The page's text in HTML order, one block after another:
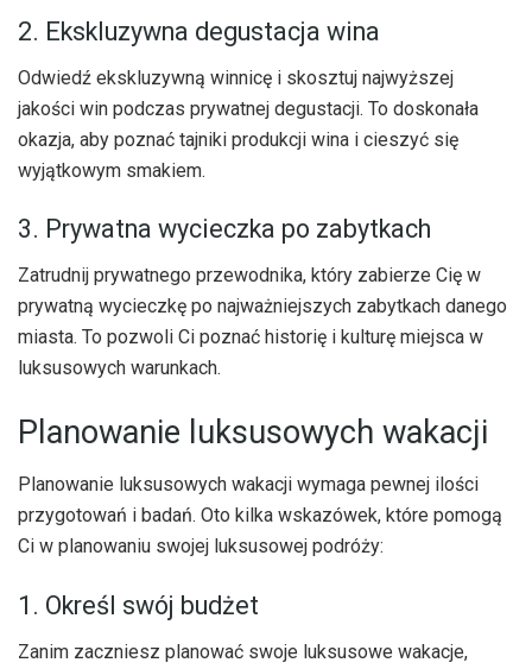
2. Ekskluzywna degustacja wina
Odwiedź ekskluzywną winnicę i skosztuj najwyższej
jakości win podczas prywatnej degustacji. To doskonała
okazja, aby poznać tajniki produkcji wina i cieszyć się
wyjątkowym smakiem.
3. Prywatna wycieczka po zabytkach
Zatrudnij prywatnego przewodnika, który zabierze Cię w
prywatną wycieczkę po najważniejszych zabytkach danego
miasta. To pozwoli Ci poznać historię i kulturę miejsca w
luksusowych warunkach.
Planowanie luksusowych wakacji
Planowanie luksusowych wakacji wymaga pewnej ilości
przygotowań i badań. Oto kilka wskazówek, które pomogą
Ci w planowaniu swojej luksusowej podróży:
1. Określ swój budżet
Zanim zaczniesz planować swoje luksusowe wakacje,